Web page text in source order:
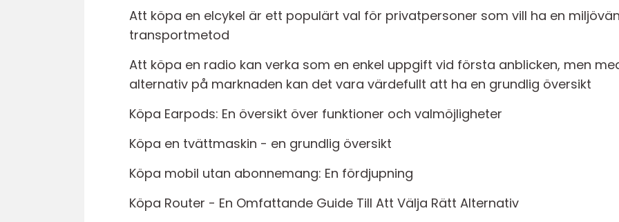
Att köpa en elcykel är ett populärt val för privatpersoner som vill ha en
transportmetod
Att köpa en radio kan verka som en enkel uppgift vid första anblicken, men
alternativ på marknaden kan det vara värdefullt att ha en grundlig översikt
Köpa Earpods: En översikt över funktioner och valmöjligheter
Köpa en tvättmaskin - en grundlig översikt
Köpa mobil utan abonnemang: En fördjupning
Köpa Router - En Omfattande Guide Till Att Välja Rätt Alternativ